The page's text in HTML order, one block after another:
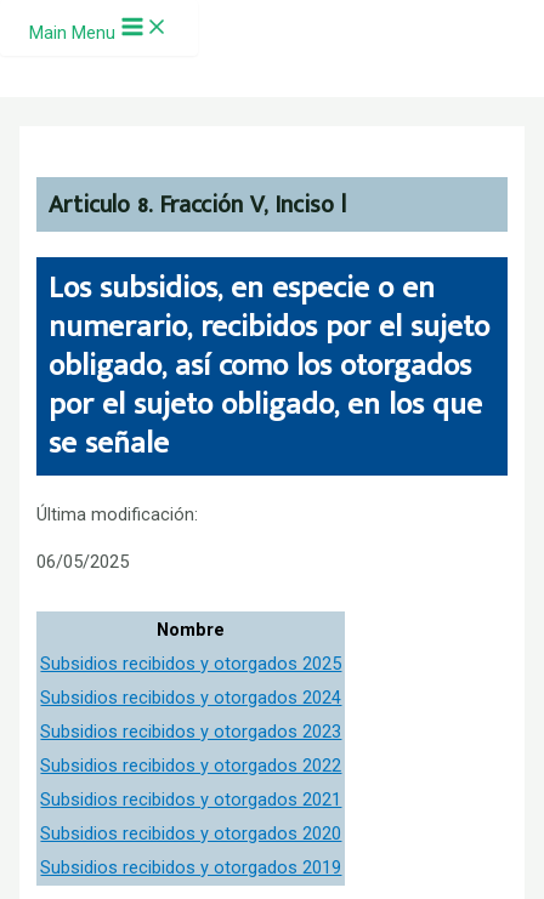
Ir al contenido
Main Menu
Articulo 8. Fracción V, Inciso l
Los subsidios, en especie o en
numerario, recibidos por el sujeto
obligado, así como los otorgados
por el sujeto obligado, en los que
se señale
Última modificación:
06/05/2025
Nombre
Subsidios recibidos y otorgados 2025
Subsidios recibidos y otorgados 2024
Subsidios recibidos y otorgados 2023
Subsidios recibidos y otorgados 2022
Subsidios recibidos y otorgados 2021
Subsidios recibidos y otorgados 2020
Subsidios recibidos y otorgados 2019